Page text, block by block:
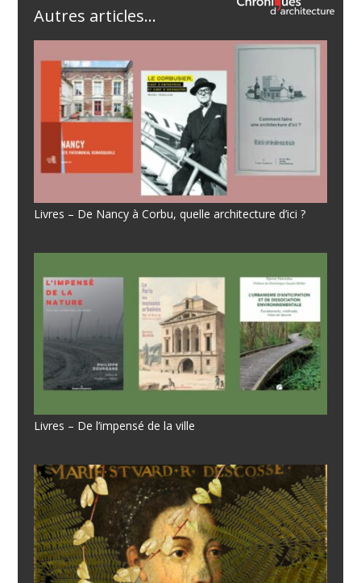
Autres articles...
Livres – De Nancy à Corbu, quelle architecture d’ici ?
Livres – De l’impensé de la ville